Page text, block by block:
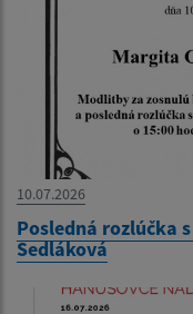
10.07.2026
Posledná rozlúčka
Sedláková